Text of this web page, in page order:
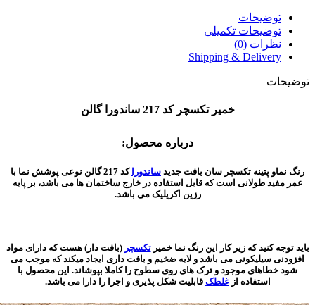
توضیحات
توضیحات تکمیلی
نظرات (0)
Shipping & Delivery
توضیحات
خمیر تکسچر کد 217 ساندورا گالن
درباره محصول:
رنگ نماو پتینه تکسچر سان بافت جدید ساندورا
کد 217 گالن نوعی پوشش نما با
عمر مفید طولانی است که قابل استفاده در خارج ساختمان ها می باشد، بر پایه
رزین اکریلیک می باشد.
باید توجه کنید که زیر کار این رنگ نما خمیرتکسچر (بافت دار) هست که دارای مواد
افزودنی سیلیکونی می باشد و لایه ضخیم و بافت داری ایجاد میکند که موجب می
شود خطاهای موجود و ترک های روی سطوح را کاملا بپوشاند. این محصول با
استفاده ازغلطک قابلیت شکل پذیری و اجرا را دارا می باشد.